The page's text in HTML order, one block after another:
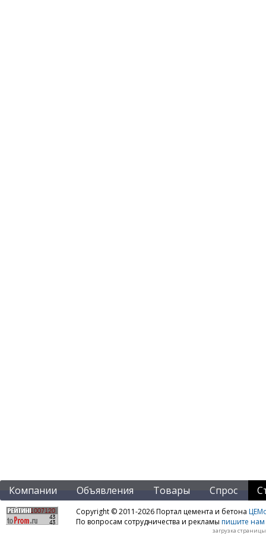
Компании Объявления Товары Спрос
Copyright © 2011-2026 Портал цемента и бетона
По вопросам сотрудничества и рекламы пишите нам
загрузка